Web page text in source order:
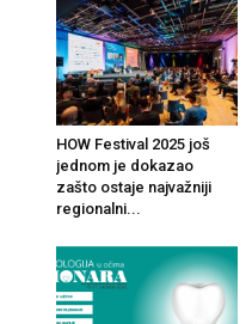
HOW Festival 2025 još
jednom je dokazao
zašto ostaje najvažniji
regionalni...